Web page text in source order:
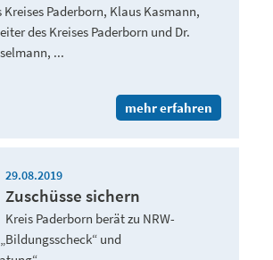
Kreises Paderborn, Klaus Kasmann,
des Kreises Paderborn und Dr.
...
mehr erfahren
29.08.2019
Zuschüsse sichern
Kreis Paderborn berät zu NRW-
und